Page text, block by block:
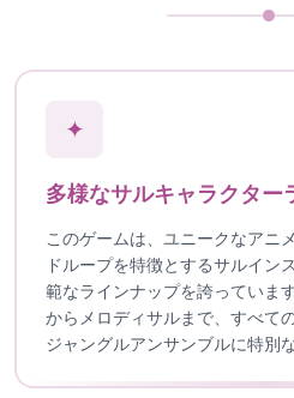
✦
多様なサルキャラクター
このゲームは、ユニークなアニ
ドループを特徴とするサルイン
範なラインナップを誇っていま
からメロディサルまで、すべて
ジャングルアンサンブルに特別